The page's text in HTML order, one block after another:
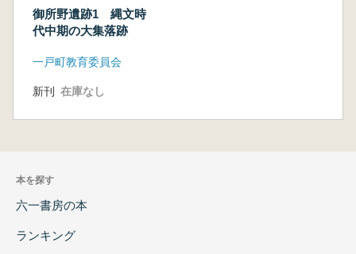
御所野遺跡1 縄文時
代中期の大集落跡
一戸町教育委員会
新刊 在庫なし
本を探す
六一書房の本
ランキング